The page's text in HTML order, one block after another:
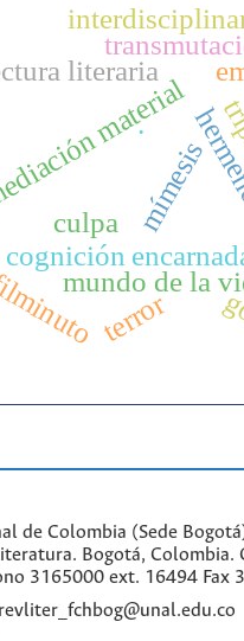
cognición
mediación material
mímesis
.
literaria
mundo de la
culpa
terror
de Colombia (Sede
Bogotá, Colombia.
3165000 ext. 16494 Fax